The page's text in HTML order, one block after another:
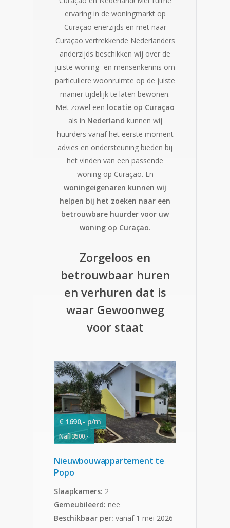
ervaring in de woningmarkt op
Curaçao enerzijds en met naar
Curaçao vertrekkende Nederlanders
anderzijds beschikken wij over de
juiste woning- en mensenkennis om
particuliere woonruimte op de juiste
manier tijdelijk te laten bewonen.
Met zowel een locatie op Curaçao
als in Nederland kunnen wij
huurders vanaf het eerste moment
advies en ondersteuning bieden bij
het vinden van een passende
woning op Curaçao. En
woningeigenaren kunnen wij
helpen bij het zoeken naar een
betrouwbare huurder voor uw
woning op Curaçao.
Zorgeloos en
betrouwbaar huren
en verhuren dat is
waar Gewoonweg
voor staat
€ 1690,- p/m
Nafl 3500,-
Nieuwbouwappartement te
Popo
Slaapkamers: 2
Gemeubileerd:nee
Beschikbaar per:vanaf 1 mei 2026